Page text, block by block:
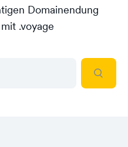
Domainendung
.voyage